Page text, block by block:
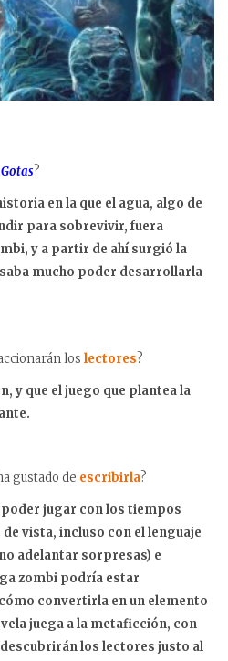
Gotas?
en la que el agua, algo de
para sobrevivir, fuera
y a partir de ahí surgió la
mucho poder desarrollarla
los lectores?
y que el juego que plantea la
gustado de escribirla?
jugar con los tiempos
vista, incluso con el lenguaje
adelantar sorpresas) e
zombi podría estar
convertirla en un elemento
juega a la metaficción, con
descubrirán los lectores justo al